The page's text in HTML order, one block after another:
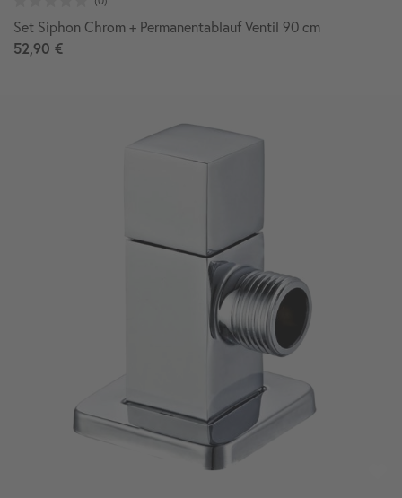
Set Siphon Chrom + Permanentablauf Ventil 90 cm
52,90 €